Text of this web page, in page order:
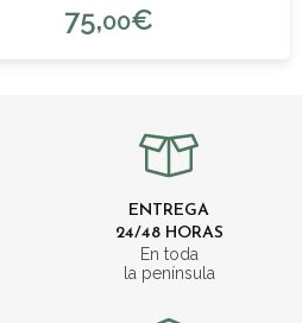
75,00€
ENTREGA
24/48 HORAS
En toda
la península